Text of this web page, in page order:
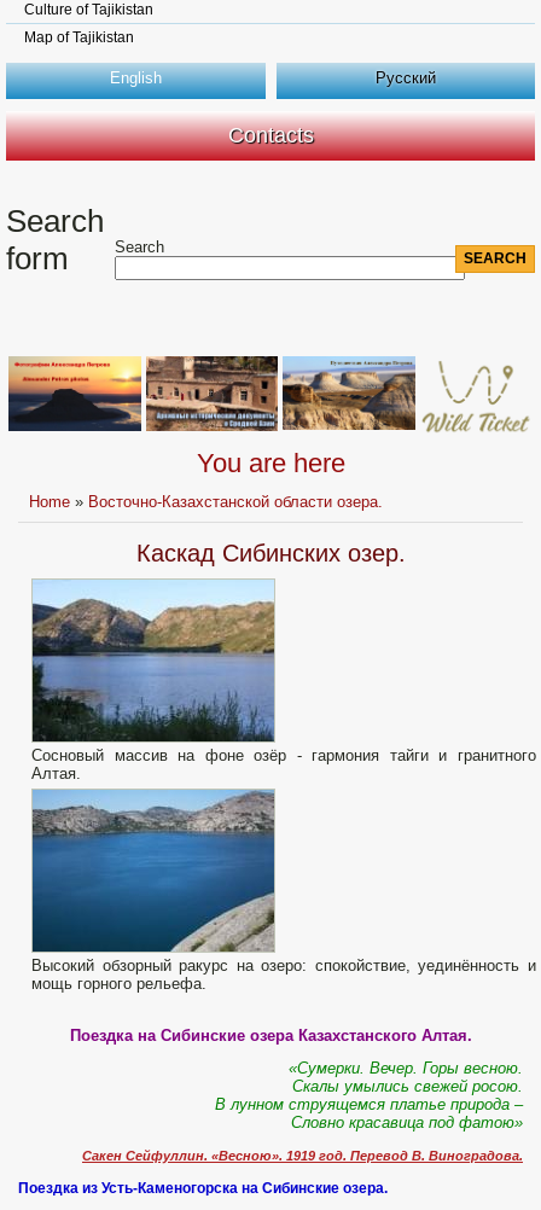
Culture of Tajikistan
Map of Tajikistan
English Русский
Contacts
Search
form
Search
You are here
Home » Восточно-Казахстанской области озера.
Каскад Сибинских озер.
Сосновый массив на фоне озёр - гармония тайги и гранитного
Алтая.
Высокий обзорный ракурс на озеро: спокойствие, уединённость и
мощь горного рельефа.
Поездка на Сибинские озера Казахстанского Алтая.
«Сумерки. Вечер. Горы весною.
Скалы умылись свежей росою.
В лунном струящемся платье природа –
Словно красавица под фатою»
Сакен Сейфуллин. «Весною». 1919 год. Перевод В. Виноградова.
Поездка из Усть-Каменогорска на Сибинские озера.